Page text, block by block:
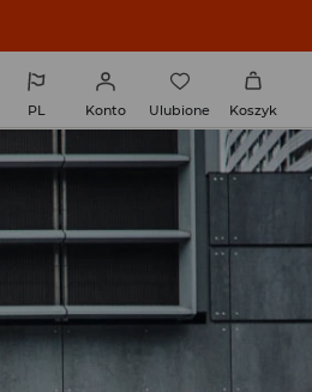
PL Konto Ulubione Koszyk